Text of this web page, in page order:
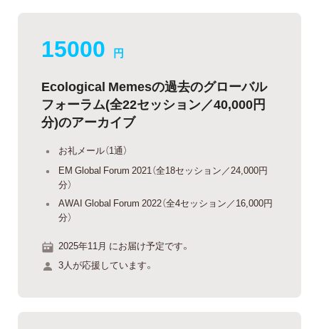
15000 円
Ecological Memesの過去のグローバル
フォーラム(全22セッション／40,000円
分)のアーカイブ
お礼メール（1通）
EM Global Forum 2021（全18セッション／24,000円
分）
AWAI Global Forum 2022（全4セッション／16,000円
分）
2025年11月 にお届け予定です。
3人が応援しています。